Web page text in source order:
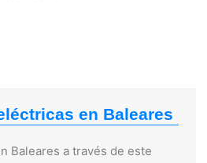
en Baleares
Baleares a través de este